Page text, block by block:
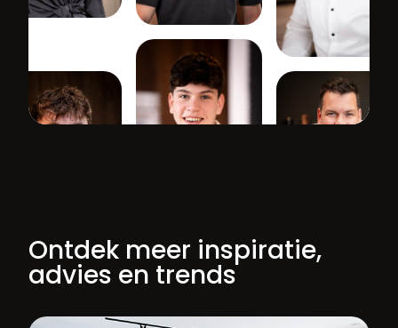
Ontdek meer inspiratie,
advies en trends